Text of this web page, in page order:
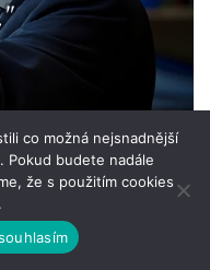
co možná nejsnadnější
Pokud budete nadále
že s použitím cookies